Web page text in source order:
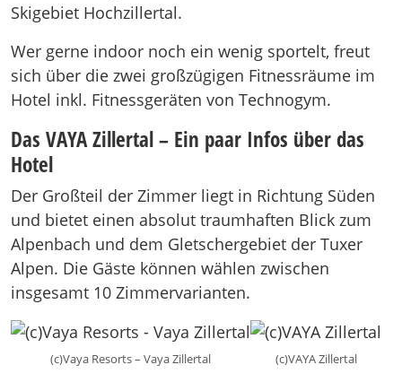
Skigebiet Hochzillertal.
Wer gerne indoor noch ein wenig sportelt, freut
sich über die zwei großzügigen Fitnessräume im
Hotel inkl. Fitnessgeräten von Technogym.
Das VAYA Zillertal – Ein paar Infos über das
Hotel
Der Großteil der Zimmer liegt in Richtung Süden
und bietet einen absolut traumhaften Blick zum
Alpenbach und dem Gletschergebiet der Tuxer
Alpen. Die Gäste können wählen zwischen
insgesamt 10 Zimmervarianten.
(c)Vaya Resorts – Vaya Zillertal (c)VAYA Zillertal